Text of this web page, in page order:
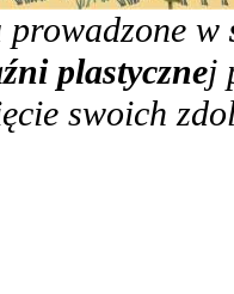
prowadzone w
plastycznej
swoich